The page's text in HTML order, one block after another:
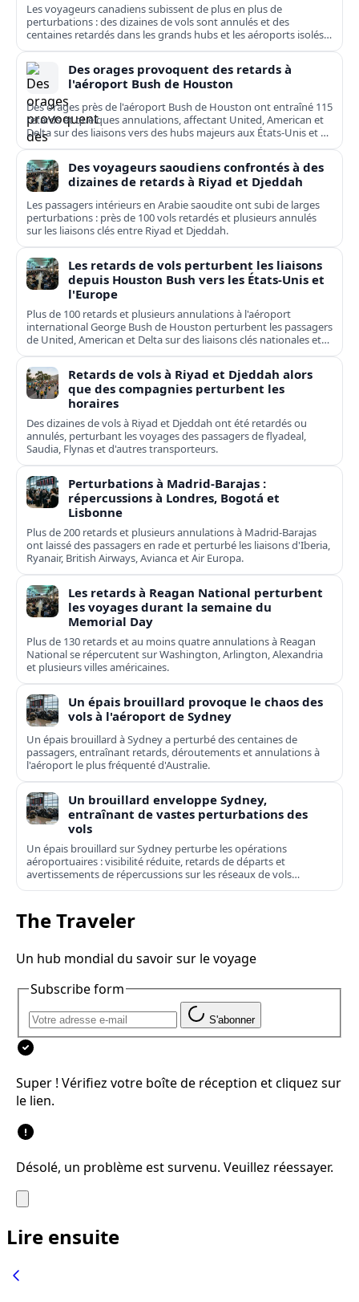
Les voyageurs canadiens subissent de plus en plus de
perturbations : des dizaines de vols sont annulés et des
centaines retardés dans les grands hubs et les aéroports isolés,
de Toronto à Kuujjuaq.
Des orages provoquent des retards à
l'aéroport Bush de Houston
Des orages près de l'aéroport Bush de Houston ont entraîné 115
retards et quelques annulations, affectant United, American et
Delta sur des liaisons vers des hubs majeurs aux États-Unis et en
Europe.
Des voyageurs saoudiens confrontés à des
dizaines de retards à Riyad et Djeddah
Les passagers intérieurs en Arabie saoudite ont subi de larges
perturbations : près de 100 vols retardés et plusieurs annulés
sur les liaisons clés entre Riyad et Djeddah.
Les retards de vols perturbent les liaisons
depuis Houston Bush vers les États-Unis et
l'Europe
Plus de 100 retards et plusieurs annulations à l'aéroport
international George Bush de Houston perturbent les passagers
de United, American et Delta sur des liaisons clés nationales et
transatlantiques.
Retards de vols à Riyad et Djeddah alors
que des compagnies perturbent les
horaires
Des dizaines de vols à Riyad et Djeddah ont été retardés ou
annulés, perturbant les voyages des passagers de flyadeal,
Saudia, Flynas et d'autres transporteurs.
Perturbations à Madrid-Barajas :
répercussions à Londres, Bogotá et
Lisbonne
Plus de 200 retards et plusieurs annulations à Madrid-Barajas
ont laissé des passagers en rade et perturbé les liaisons d'Iberia,
Ryanair, British Airways, Avianca et Air Europa.
Les retards à Reagan National perturbent
les voyages durant la semaine du
Memorial Day
Plus de 130 retards et au moins quatre annulations à Reagan
National se répercutent sur Washington, Arlington, Alexandria
et plusieurs villes américaines.
Un épais brouillard provoque le chaos des
vols à l'aéroport de Sydney
Un épais brouillard à Sydney a perturbé des centaines de
passagers, entraînant retards, déroutements et annulations à
l'aéroport le plus fréquenté d'Australie.
Un brouillard enveloppe Sydney,
entraînant de vastes perturbations des
vols
Un épais brouillard sur Sydney perturbe les opérations
aéroportuaires : visibilité réduite, retards de départs et
avertissements de répercussions sur les réseaux de vols
domestiques et internationaux.
The Traveler
Un hub mondial du savoir sur le voyage
Subscribe form
S'abonner
Super ! Vérifiez votre boîte de réception et cliquez sur
le lien.
Désolé, un problème est survenu. Veuillez réessayer.
Lire ensuite